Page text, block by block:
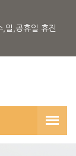
,공휴일 휴진